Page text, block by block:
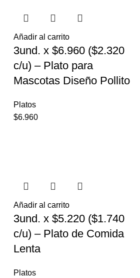
Añadir al carrito
3und. x $6.960 ($2.320
c/u) – Plato para
Mascotas Diseño Pollito
Platos
$6.960
Añadir al carrito
3und. x $5.220 ($1.740
c/u) – Plato de Comida
Lenta
Platos